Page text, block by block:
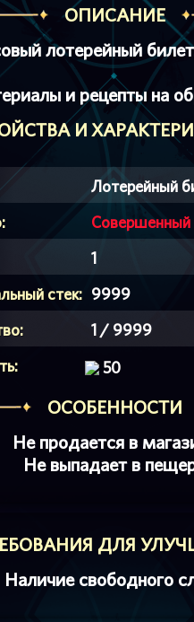
ОПИСАНИЕ
лотерейный
и рецепты на
И
Лотерейный
Совершенный
1
стек: 9999
1 / 9999
50
ОСОБЕННОСТИ
Не продается в
Не выпадает в
ДЛЯ
Наличие свободного